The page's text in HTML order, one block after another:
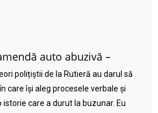
auto abuzivă –
polițiștii de la Rutieră au darul să
care își aleg procesele verbale și
care a durut la buzunar. Eu